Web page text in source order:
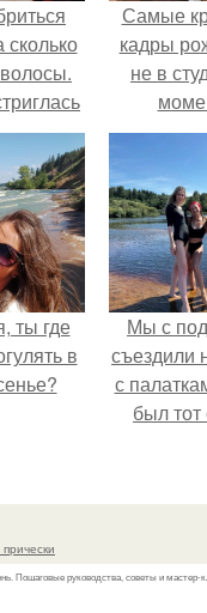
сколько
и как
волосы
Самые
кадры
не в
ты где
в
Мы с
съездили
с
был
Пошаговые руководства, советы и мастер-